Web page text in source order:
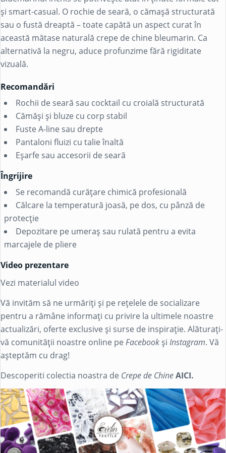
și smart-casual. O rochie de seară, o cămașă structurată
sau o fustă dreaptă – toate capătă un aspect curat în
această mătase naturală crepe de chine bleumarin. Ca
alternativă la negru, aduce profunzime fără rigiditate
vizuală.
Recomandări
Rochii de seară sau cocktail cu croială structurată
Cămăși și bluze cu corp stabil
Fuste A-line sau drepte
Pantaloni fluizi cu talie înaltă
Eșarfe sau accesorii de seară
Îngrijire
Se recomandă curățare chimică profesională
Călcare la temperatură joasă, pe dos, cu pânză de
protecție
Depozitare pe umeraș sau rulată pentru a evita
marcajele de pliere
Video prezentare
Vezi materialul video
Vă invităm să ne urmăriți și pe rețelele de socializare
pentru a rămâne informați cu privire la ultimele noastre
actualizări, oferte exclusive și surse de inspirație. Alăturați-
vă comunității noastre online peFacebook și Instagram. Vă
așteptăm cu drag!
Descoperiti colectia noastra de Crepe de ChineAICI.